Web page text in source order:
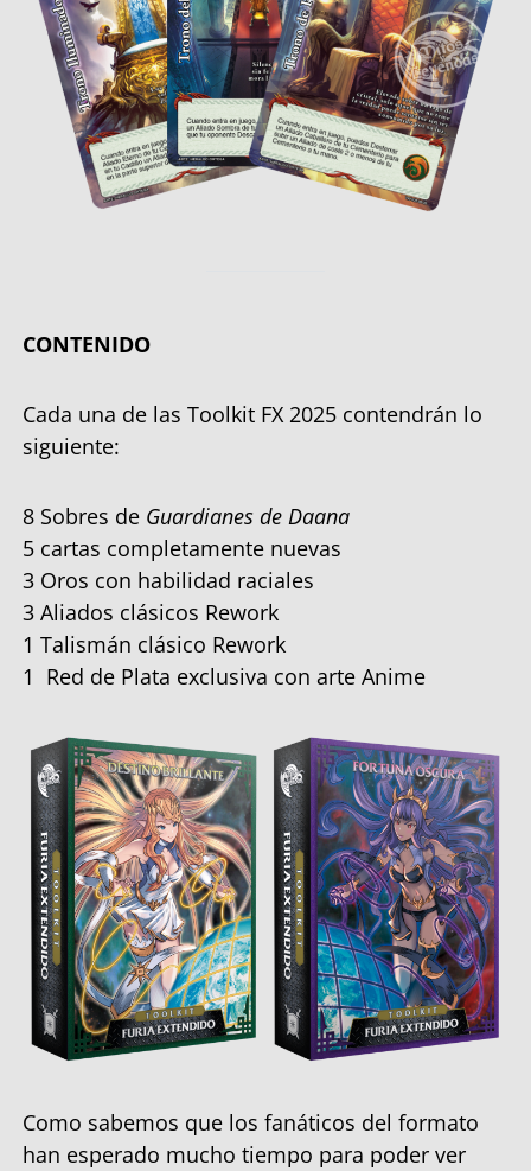
CONTENIDO
Cada una de las Toolkit FX 2025 contendrán lo
siguiente:
8 Sobres de Guardianes de Daana
5 cartas completamente nuevas
3 Oros con habilidad raciales
3 Aliados clásicos Rework
1 Talismán clásico Rework
1 Red de Plata exclusiva con arte Anime
Como sabemos que los fanáticos del formato
han esperado mucho tiempo para poder ver